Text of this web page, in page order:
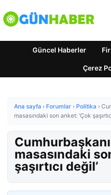
Güncel Haberler
Çerez
Ana sayfa › Forumlar › Politika ›
masasındaki son anket: ‘Çok
Cumhurbaşkanı
masasındaki
şaşırtıcı değil’